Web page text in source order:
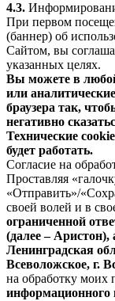
4.3.
При первом
(баннер) об
Сайтом, вы
указанных целях.
Вы можете в
или
браузера так,
негативно
Технические
будет работать.
Согласие на
Проставляя
«Отправить»/
своей волей и в
ограниченной
(далее – Аристон),
Ленинградская
Всеволожское, г.
на обработку моих
информационного